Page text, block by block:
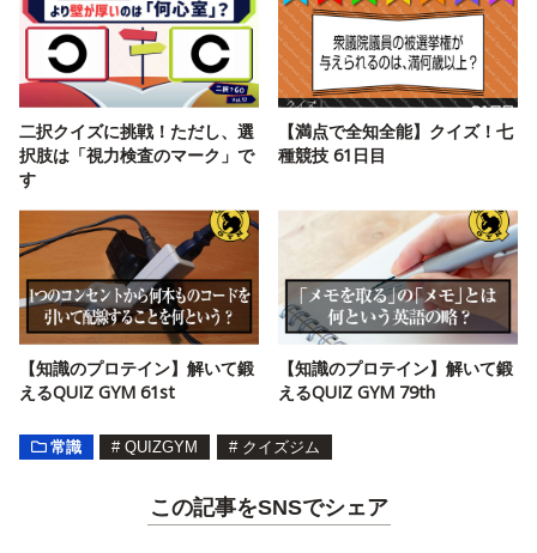
二択クイズに挑戦！ただし、選
択肢は「視力検査のマーク」で
す
【満点で全知全能】クイズ！七
種競技 61日目
【知識のプロテイン】解いて鍛
えるQUIZ GYM 61st
【知識のプロテイン】解いて鍛
えるQUIZ GYM 79th
常識 # QUIZGYM # クイズジム
この記事をSNSでシェア